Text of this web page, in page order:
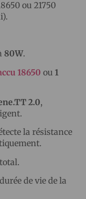
ou 21750
80W.
18650 ou 1
2.0,
la résistance
de vie de la